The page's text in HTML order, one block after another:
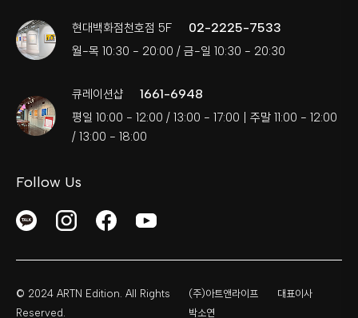
현대백화점천호점 5F 02-2225-7533
월-목 10:30 - 20:00 / 금-일 10:30 - 20:30
큐레이션샵 1661-6948
평일 10:00 - 12:00 / 13:00 - 17:00 | 주말 11:00 - 12:00
/ 13:00 - 18:00
Follow Us
© 2024 ARTN Edition. All Rights
Reserved.
(주)아트앤라이프
대표이사
박소연